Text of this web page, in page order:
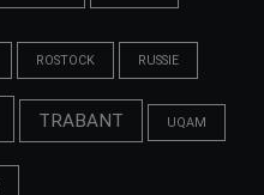
ROSTOCK RUSSIE
TRABANT UQAM